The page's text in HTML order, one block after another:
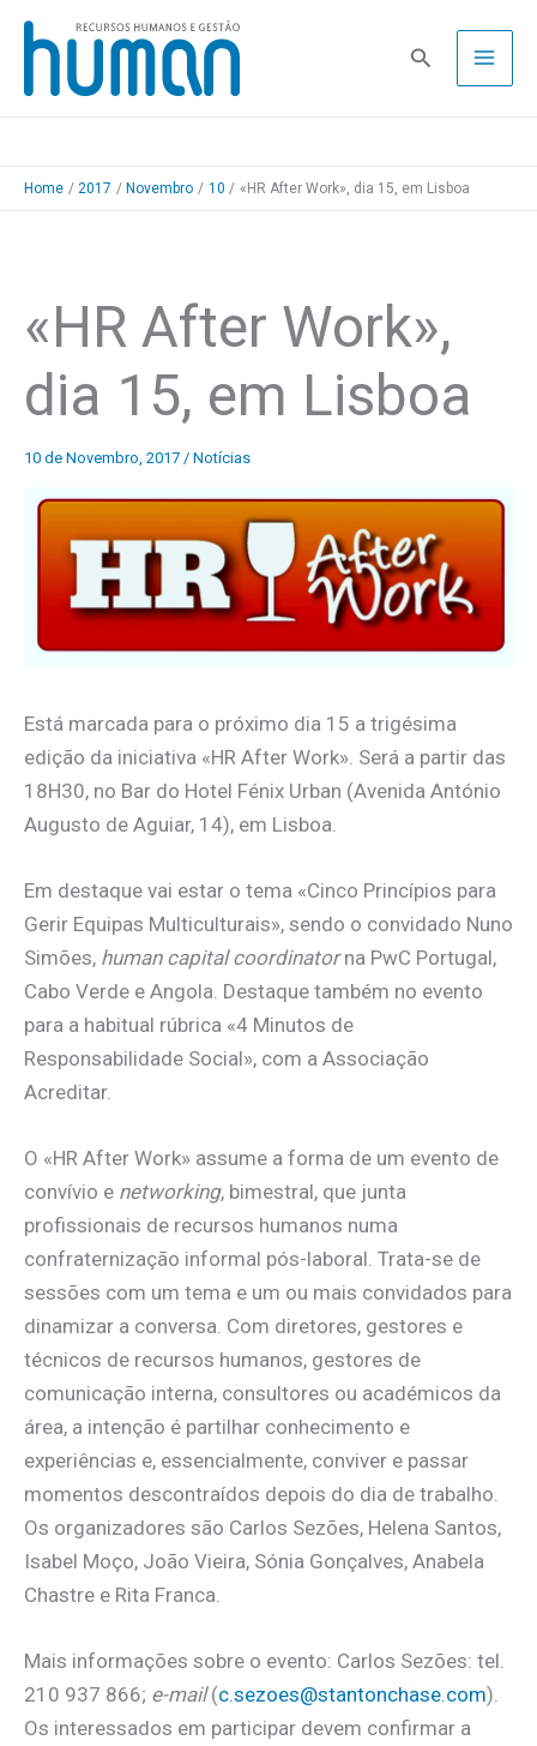
Skip
content
Pesquisa
Home 2017 Novembro 10 «HR After Work», dia 15, em Lisboa
«HR After Work»,
dia 15, em Lisboa
10 de Novembro, 2017 / Notícias
Está marcada para o próximo dia 15 a trigésima
edição da iniciativa «HR After Work». Será a partir das
18H30, no Bar do Hotel Fénix Urban (Avenida António
Augusto de Aguiar, 14), em Lisboa.
Em destaque vai estar o tema «Cinco Princípios para
Gerir Equipas Multiculturais», sendo o convidado Nuno
Simões, human capital coordinatorna PwC Portugal,
Cabo Verde e Angola. Destaque também no evento
para a habitual rúbrica «4 Minutos de
Responsabilidade Social», com a Associação
Acreditar.
O «HR After Work» assume a forma de um evento de
convívio e networking, bimestral, que junta
profissionais de recursos humanos numa
confraternização informal pós-laboral. Trata-se de
sessões com um tema e um ou mais convidados para
dinamizar a conversa. Com diretores, gestores e
técnicos de recursos humanos, gestores de
comunicação interna, consultores ou académicos da
área, a intenção é partilhar conhecimento e
experiências e, essencialmente, conviver e passar
momentos descontraídos depois do dia de trabalho.
Os organizadores são Carlos Sezões, Helena Santos,
Isabel Moço, João Vieira, Sónia Gonçalves, Anabela
Chastre e Rita Franca.
Mais informações sobre o evento: Carlos Sezões: tel.
210 937 866; e-mail(c.sezoes@stantonchase.com).
Os interessados em participar devem confirmar a